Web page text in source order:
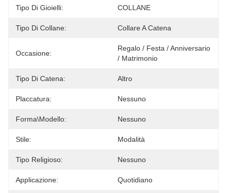
Tipo Di Gioielli: COLLANE
Tipo Di Collane: Collare A Catena
Occasione:
Regalo / Festa / Anniversario
/ Matrimonio
Tipo Di Catena: Altro
Placcatura: Nessuno
Forma\modello: Nessuno
Stile: Modalità
Tipo Religioso: Nessuno
Applicazione: Quotidiano